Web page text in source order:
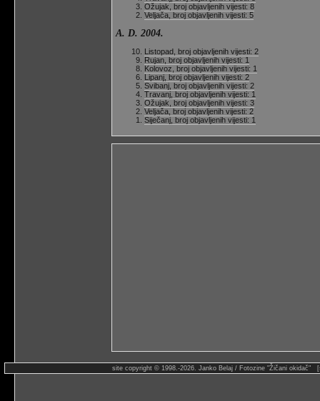
Ožujak, broj objavljenih vijesti: 8
Veljača, broj objavljenih vijesti: 5
A. D. 2004.
Listopad, broj objavljenih vijesti: 2
Rujan, broj objavljenih vijesti: 1
Kolovoz, broj objavljenih vijesti: 1
Lipanj, broj objavljenih vijesti: 2
Svibanj, broj objavljenih vijesti: 2
Travanj, broj objavljenih vijesti: 1
Ožujak, broj objavljenih vijesti: 3
Veljača, broj objavljenih vijesti: 2
Siječanj, broj objavljenih vijesti: 1
site copyright © 1998.-2026. Janko Belaj / Fotozine "Žičani okidač"